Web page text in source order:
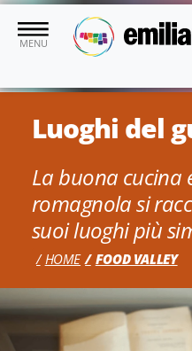
Vai al contenuto principale
MENU
Luoghi del
La buona cucina
romagnola si
suoi luoghi più
HOME FOOD VALLEY